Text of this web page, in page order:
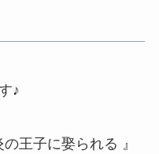
♪
王子に娶られる 』